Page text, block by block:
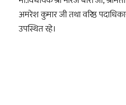
अमरेश कुमार जी तथा वरिष्ठ
उपस्थित रहे।